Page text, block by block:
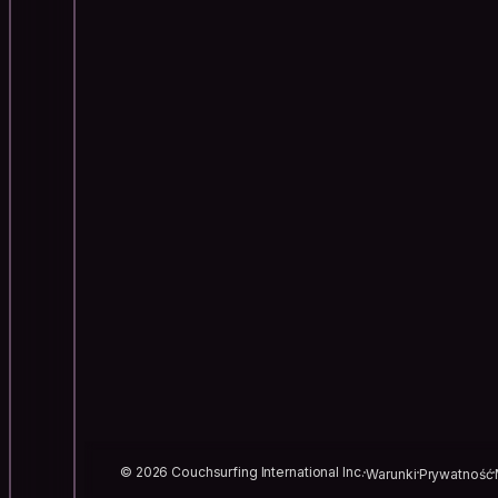
© 2026 Couchsurfing International Inc.WarunkiPrywatność